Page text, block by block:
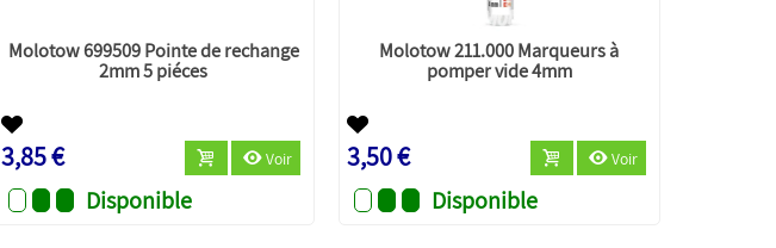
Molotow 699509 Pointe de rechange
2mm 5 piéces
3,85 € Voir
Disponible
Molotow 211.000 Marqueurs à
pomper vide 4mm
3,50 € Voir
Disponible